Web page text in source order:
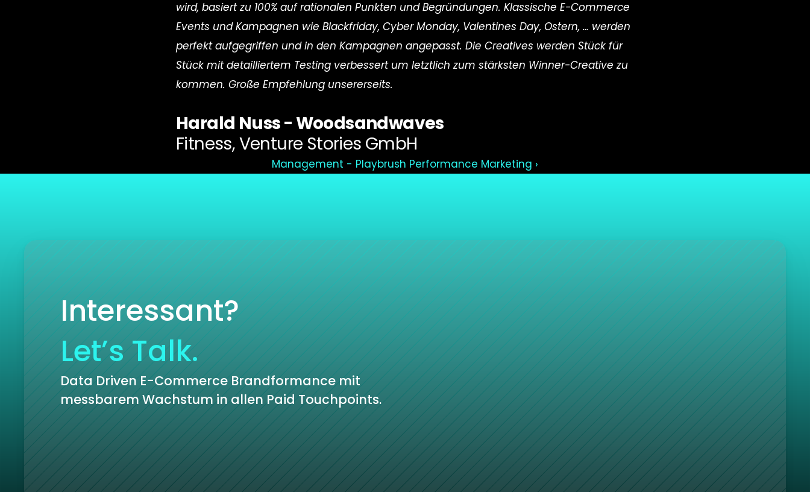
wird, basiert zu 100% auf rationalen Punkten und Begründungen. Klassische E-Commerce
Events und Kampagnen wie Blackfriday, Cyber Monday, Valentines Day, Ostern, … werden
perfekt aufgegriffen und in den Kampagnen angepasst. Die Creatives werden Stück für
Stück mit detailliertem Testing verbessert um letztlich zum stärksten Winner-Creative zu
kommen. Große Empfehlung unsererseits.
Harald Nuss - Woodsandwaves
Fitness, Venture Stories GmbH
Management - Playbrush Performance Marketing ›
Interessant?
Let’s Talk.
Data Driven E-Commerce Brandformance mit
messbarem Wachstum in allen Paid Touchpoints.